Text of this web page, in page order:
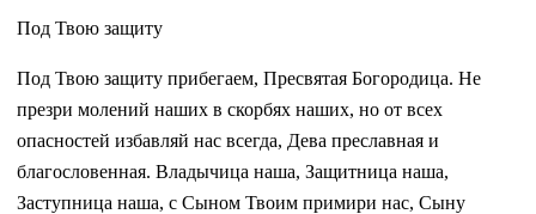
Под Твою защиту
Под Твою защиту прибегаем, Пресвятая Богородица. Не
презри молений наших в скорбях наших, но от всех
опасностей избавляй нас всегда, Дева преславная и
благословенная. Владычица наша, Защитница наша,
Заступница наша, с Сыном Твоим примири нас, Сыну